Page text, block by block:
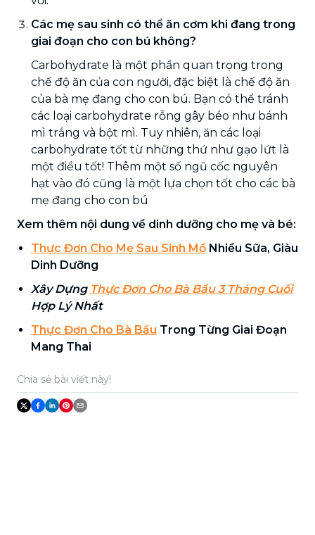
Các mẹ sau sinh có thể ăn cơm khi đang trong
giai đoạn cho con bú không?
Carbohydrate là một phần quan trọng trong
chế độ ăn của con người, đặc biệt là chế độ ăn
của bà mẹ đang cho con bú. Bạn có thể tránh
các loại carbohydrate rỗng gây béo như bánh
mì trắng và bột mì. Tuy nhiên, ăn các loại
carbohydrate tốt từ những thứ như gạo lứt là
một điều tốt! Thêm một số ngũ cốc nguyên
hạt vào đó cũng là một lựa chọn tốt cho các bà
mẹ đang cho con bú
Xem thêm nội dung về dinh dưỡng cho mẹ và bé:
Thực Đơn Cho Mẹ Sau Sinh Mổ Nhiều Sữa, Giàu
Dinh Dưỡng
Xây Dựng Thực Đơn Cho Bà Bầu 3 Tháng Cuối
Hợp Lý Nhất
Thực Đơn Cho Bà Bầu Trong Từng Giai Đoạn
Mang Thai
Chia sẻ bài viết này!